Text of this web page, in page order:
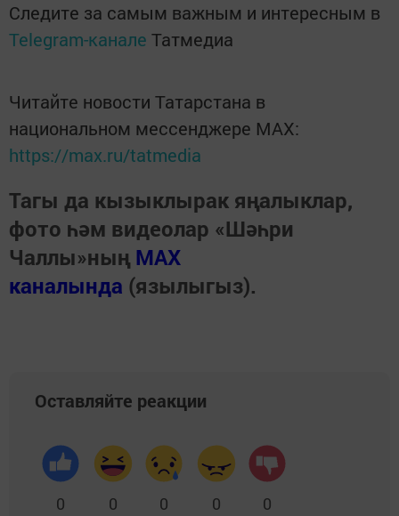
Следите за самым важным и интересным в
Telegram-канале Татмедиа
Читайте новости Татарстана в
национальном мессенджере MАХ:
https://max.ru/tatmedia
Тагы да кызыклырак яңалыклар,
фото һәм видеолар «Шәһри
Чаллы»ның MAX
каналында (язылыгыз).
Оставляйте реакции
0 0 0 0 0